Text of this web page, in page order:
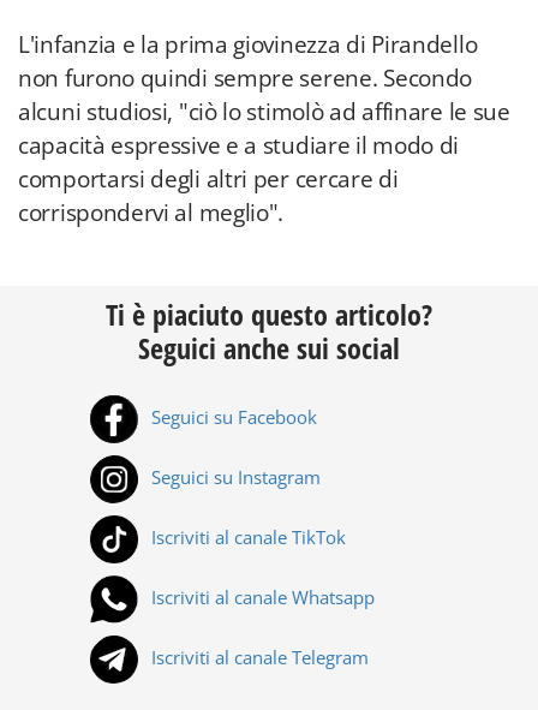
L'infanzia e la prima giovinezza di Pirandello
non furono quindi sempre serene. Secondo
alcuni studiosi, "ciò lo stimolò ad affinare le sue
capacità espressive e a studiare il modo di
comportarsi degli altri per cercare di
corrispondervi al meglio".
Ti è piaciuto questo articolo?
Seguici anche sui social
Seguici su Facebook
Seguici su Instagram
Iscriviti al canale TikTok
Iscriviti al canale Whatsapp
Iscriviti al canale Telegram